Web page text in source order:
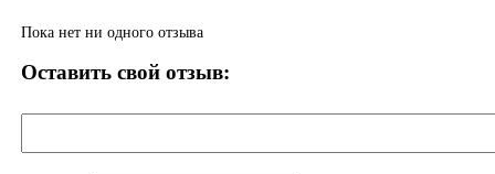
Пока нет ни одного отзыва
Оставить свой отзыв: